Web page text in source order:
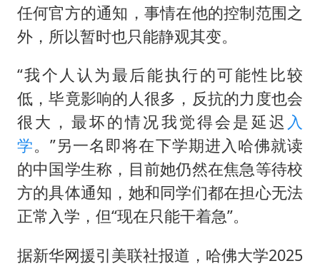
任何官方的通知，事情在他的控制范围之
外，所以暂时也只能静观其变。
“我个人认为最后能执行的可能性比较
低，毕竟影响的人很多，反抗的力度也会
很大，最坏的情况我觉得会是延迟 入
学。”另一名即将在下学期进入哈佛就读
的中国学生称，目前她仍然在焦急等待校
方的具体通知，她和同学们都在担心无法
正常入学，但“现在只能干着急”。
据新华网援引美联社报道，哈佛大学2025